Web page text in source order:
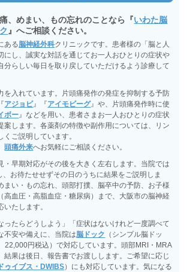
、めまい、もの忘れのことなら『いわた脳
』へご相談ください。
ある脳神経外科クリニックです。患者様の「脳と人
にし、誠実な対話を通じてお一人おひとりの症状や
分らしい毎日を取り戻していただけるよう診療して
を入れています。片頭痛発作の発症を抑制する予防
アジョビ』『アイモビーグ』や、片頭痛発作時に使
ボー 』などを用い、患者さまお一人おひとりの症状
案します。各薬剤の特徴や副作用については、リン
ご説明しています。
頭痛外来へお気軽にご相談ください。
・早期対応がその後を大きく左右します。当院では
、お待たせせずその日のうちに結果をご説明しま
まい・もの忘れ、頭部打撲、脳卒中の予防、お子様
高血圧・高脂血症・糖尿病）まで、大阪市の脳神経
たします。
ったらどうしよう」「症状はないけれど一度調べて
安や備えに、当院は脳ドック （シンプル脳ドッ
22,000円税込）で対応しています。頭部MRI・MRA
結果は後日、報告書でお渡しします。ご希望に応じ
ドゥイブス・DWIBS）にも対応しています。気になる